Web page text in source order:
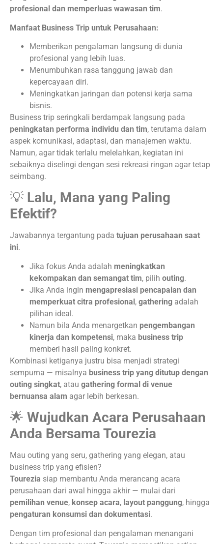
profesional dan memperluas wawasan tim.
Manfaat Business Trip untuk Perusahaan:
Memberikan pengalaman langsung di dunia
profesional yang lebih luas.
Menumbuhkan rasa tanggung jawab dan
kepercayaan diri.
Meningkatkan jaringan dan potensi kerja sama
bisnis.
Business trip seringkali berdampak langsung pada
peningkatan performa individu dan tim, terutama dalam
aspek komunikasi, adaptasi, dan manajemen waktu.
Namun, agar tidak terlalu melelahkan, kegiatan ini
sebaiknya diselingi dengan sesi rekreasi ringan agar tetap
seimbang.
💡 Lalu, Mana yang Paling
Efektif?
Jawabannya tergantung pada tujuan perusahaan saat
ini.
Jika fokus Anda adalah meningkatkan
kekompakan dan semangat tim, pilih outing.
Jika Anda ingin mengapresiasi pencapaian dan
memperkuat citra profesional, gathering adalah
pilihan ideal.
Namun bila Anda menargetkan pengembangan
kinerja dan kompetensi, maka business trip
memberi hasil paling konkret.
Kombinasi ketiganya justru bisa menjadi strategi
sempurna — misalnya business trip yang ditutup dengan
outing singkat, atau gathering formal di venue
bernuansa alam agar lebih berkesan.
🌟 Wujudkan Acara Perusahaan
Anda Bersama Tourezia
Mau outing yang seru, gathering yang elegan, atau
business trip yang efisien?
Tourezia siap membantu Anda merancang acara
perusahaan dari awal hingga akhir — mulai dari
pemilihan venue, konsep acara, layout panggung, hingga
pengaturan konsumsi dan dokumentasi.
Dengan tim profesional dan pengalaman menangani